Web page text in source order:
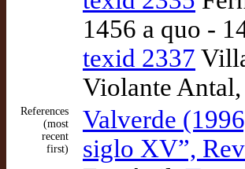
1456 a quo -
texid 2337
Violante Antal,
References
(most
recent
first)
Valverde
siglo XV”,